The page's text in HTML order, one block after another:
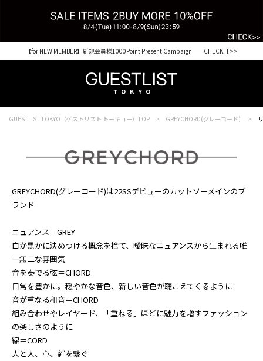
【for NEW MEMBER】新規会員様1000Point Present Campaign CHECK IT>>
GUESTLIST TOKYO（ゲストリスト トーキョー）TOP GREYCHORD(グレーコード)
GREYCHORD(グレーコード)は22SSデビューのカットソーメインのブ
ランド
ニュアンス＝GREY
白か黒かに決めつける概念を捨て、曖昧なニュアンスから生まれる唯
一無二な雰囲気
音を奏でる弦＝CHORD
日常を豊かに。穏やかな音色、新しい音色が聴こえてくるように
音が重なる和音＝CHORD
組み合わせやレイヤード、「重ねる」ほどに魅力を増すファッション
の楽しさのように
線＝CORD
人と人、心、絆を繋ぐ